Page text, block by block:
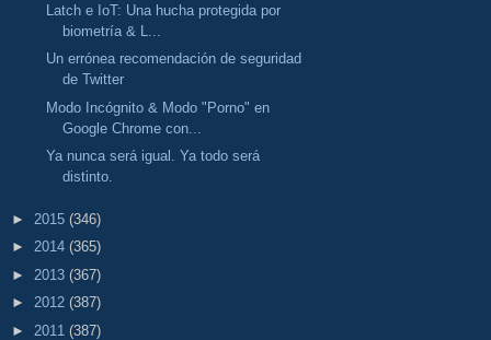
Latch e IoT: Una hucha protegida por
biometría & L...
Un errónea recomendación de seguridad
de Twitter
Modo Incógnito & Modo "Porno" en
Google Chrome con...
Ya nunca será igual. Ya todo será
distinto.
► 2015 (346)
► 2014 (365)
► 2013 (367)
► 2012 (387)
► 2011 (387)